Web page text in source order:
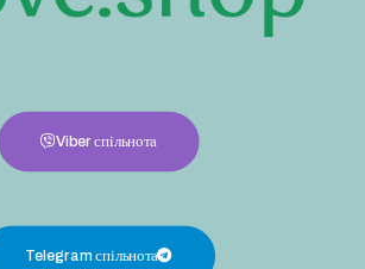
Viber спільнота
Telegram спільнота